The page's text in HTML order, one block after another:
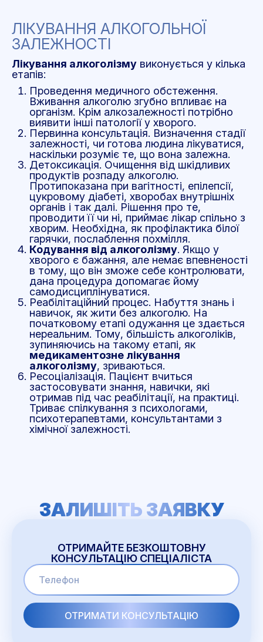
ЛІКУВАННЯ АЛКОГОЛЬНОЇ
ЗАЛЕЖНОСТІ
Лікування алкоголізму виконується у кілька
етапів:
Проведення медичного обстеження.
Вживання алкоголю згубно впливає на
організм. Крім алкозалежності потрібно
виявити інші патології у хворого.
Первинна консультація. Визначення стадії
залежності, чи готова людина лікуватися,
наскільки розуміє те, що вона залежна.
Детоксикація. Очищення від шкідливих
продуктів розпаду алкоголю.
Протипоказана при вагітності, епілепсії,
цукровому діабеті, хворобах внутрішніх
органів і так далі. Рішення про те,
проводити її чи ні, приймає лікар спільно з
хворим. Необхідна, як профілактика білої
гарячки, послаблення похмілля.
Кодування від алкоголізму. Якщо у
хворого є бажання, але немає впевненості
в тому, що він зможе себе контролювати,
дана процедура допомагає йому
самодисциплінуватися.
Реабілітаційний процес. Набуття знань і
навичок, як жити без алкоголю. На
початковому етапі одужання це здається
нереальним. Тому, більшість алкоголіків,
зупиняючись на такому етапі, як
медикаментозне лікування
алкоголізму, зриваються.
Ресоціалізація. Пацієнт вчиться
застосовувати знання, навички, які
отримав під час реабілітації, на практиці.
Триває спілкування з психологами,
психотерапевтами, консультантами з
хімічної залежності.
ЗАЛИШІТЬ ЗАЯВКУ
ОТРИМАЙТЕ БЕЗКОШТОВНУ
КОНСУЛЬТАЦІЮ СПЕЦІАЛІСТА